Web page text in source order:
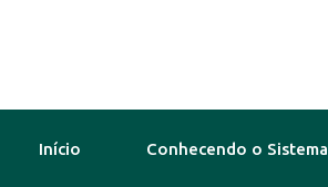
Início Conhecendo o Sistema